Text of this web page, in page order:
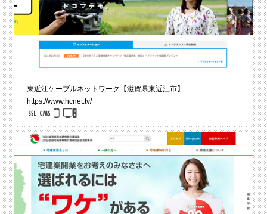
東近江ケーブルネットワーク【滋賀県東近江市】
https://www.hcnet.tv/